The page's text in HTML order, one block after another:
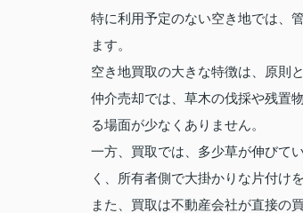
特に利用予定のない空き地では、
ます。
空き地買取の大きな特徴は、原則
仲介売却では、草木の伐採や残置
る場面が少なくありません。
一方、買取では、多少草が伸びて
く、所有者側で大掛かりな片付け
また、買取は不動産会社が直接の